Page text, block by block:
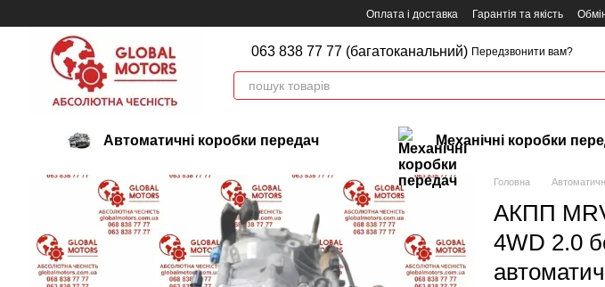
Оплата і доставка Гарантія та якість
063 838 77 77 (багатоканальний) Передзвонити вам?
Автоматичні коробки передач Механічні коробки
Головна
АКПП
4WD 2.0